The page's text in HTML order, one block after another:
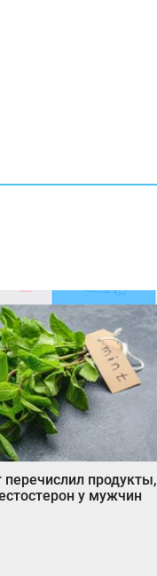
перечислил продукты,
у мужчин